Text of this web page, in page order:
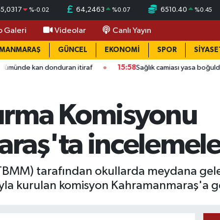
%-0.02 64,2463 %0.07 6510.40 %0.45
Galeri Videolar Canlı Yayın
GÜNCEL EKONOMİ SPOR
donduran itiraf 15:58 Sağlık camiası yasa boğuldu:
Komisyonu
tarafından okullarda meydana
kurulan komisyon Kahramanmaraş'a